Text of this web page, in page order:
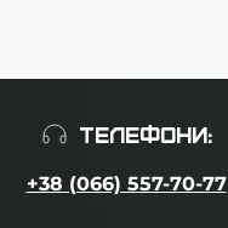
ТЕЛЕФОНИ:
+38 (066) 557-70-77